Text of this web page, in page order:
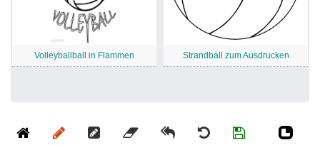
Volleyballball in Flammen Strandball zum Ausdrucken